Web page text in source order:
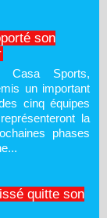
son
Casa Sports,
un important
cinq équipes
la
phases
quitte son